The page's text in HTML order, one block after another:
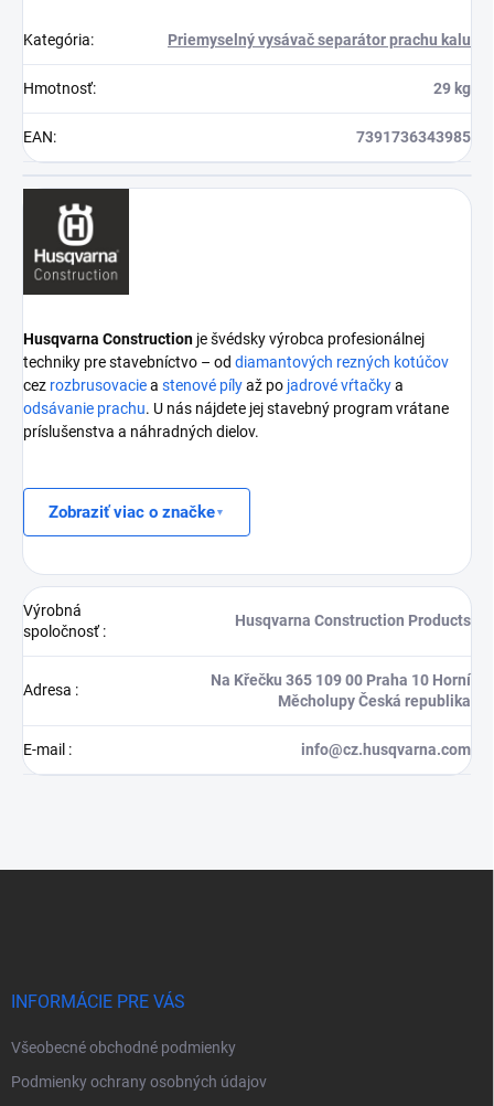
Kategória: Priemyselný vysávač separátor prachu kalu
Hmotnosť: 29 kg
EAN: 7391736343985
Husqvarna Construction je švédsky výrobca profesionálnej
techniky pre stavebníctvo – od diamantových rezných kotúčov
cez rozbrusovaciea stenové pílyaž po jadrové vŕtačkya
odsávanie prachu. U nás nájdete jej stavebný program vrátane
príslušenstva a náhradných dielov.
Zobraziť viac o značke
Výrobná
spoločnosť:
Husqvarna Construction Products
Adresa :
Na Křečku 365 109 00 Praha 10 Horní
Měcholupy Česká republika
E-mail : info@cz.husqvarna.com
INFORMÁCIE PRE VÁS
Všeobecné obchodné podmienky
Podmienky ochrany osobných údajov